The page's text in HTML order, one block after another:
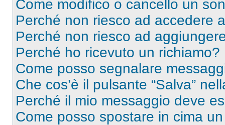
Come modifico o cancello un
Perché non riesco ad accedere
Perché non riesco ad
Perché ho ricevuto un richiamo?
Come posso segnalare
Che cos’è il pulsante “Salva”
Perché il mio messaggio deve
Come posso spostare in cima